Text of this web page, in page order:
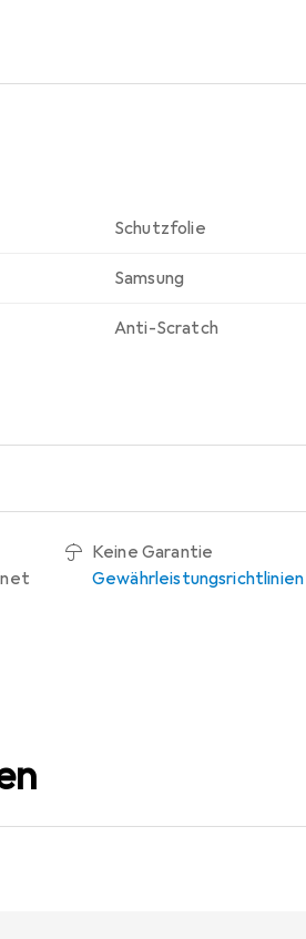
Montage! Keine Blasenbildung bei
- Konstruktion, Zuschnitt und
Schutzfolie
Samsung
Anti-Scratch
Keine Garantie
Gewährleistungsrichtlinien